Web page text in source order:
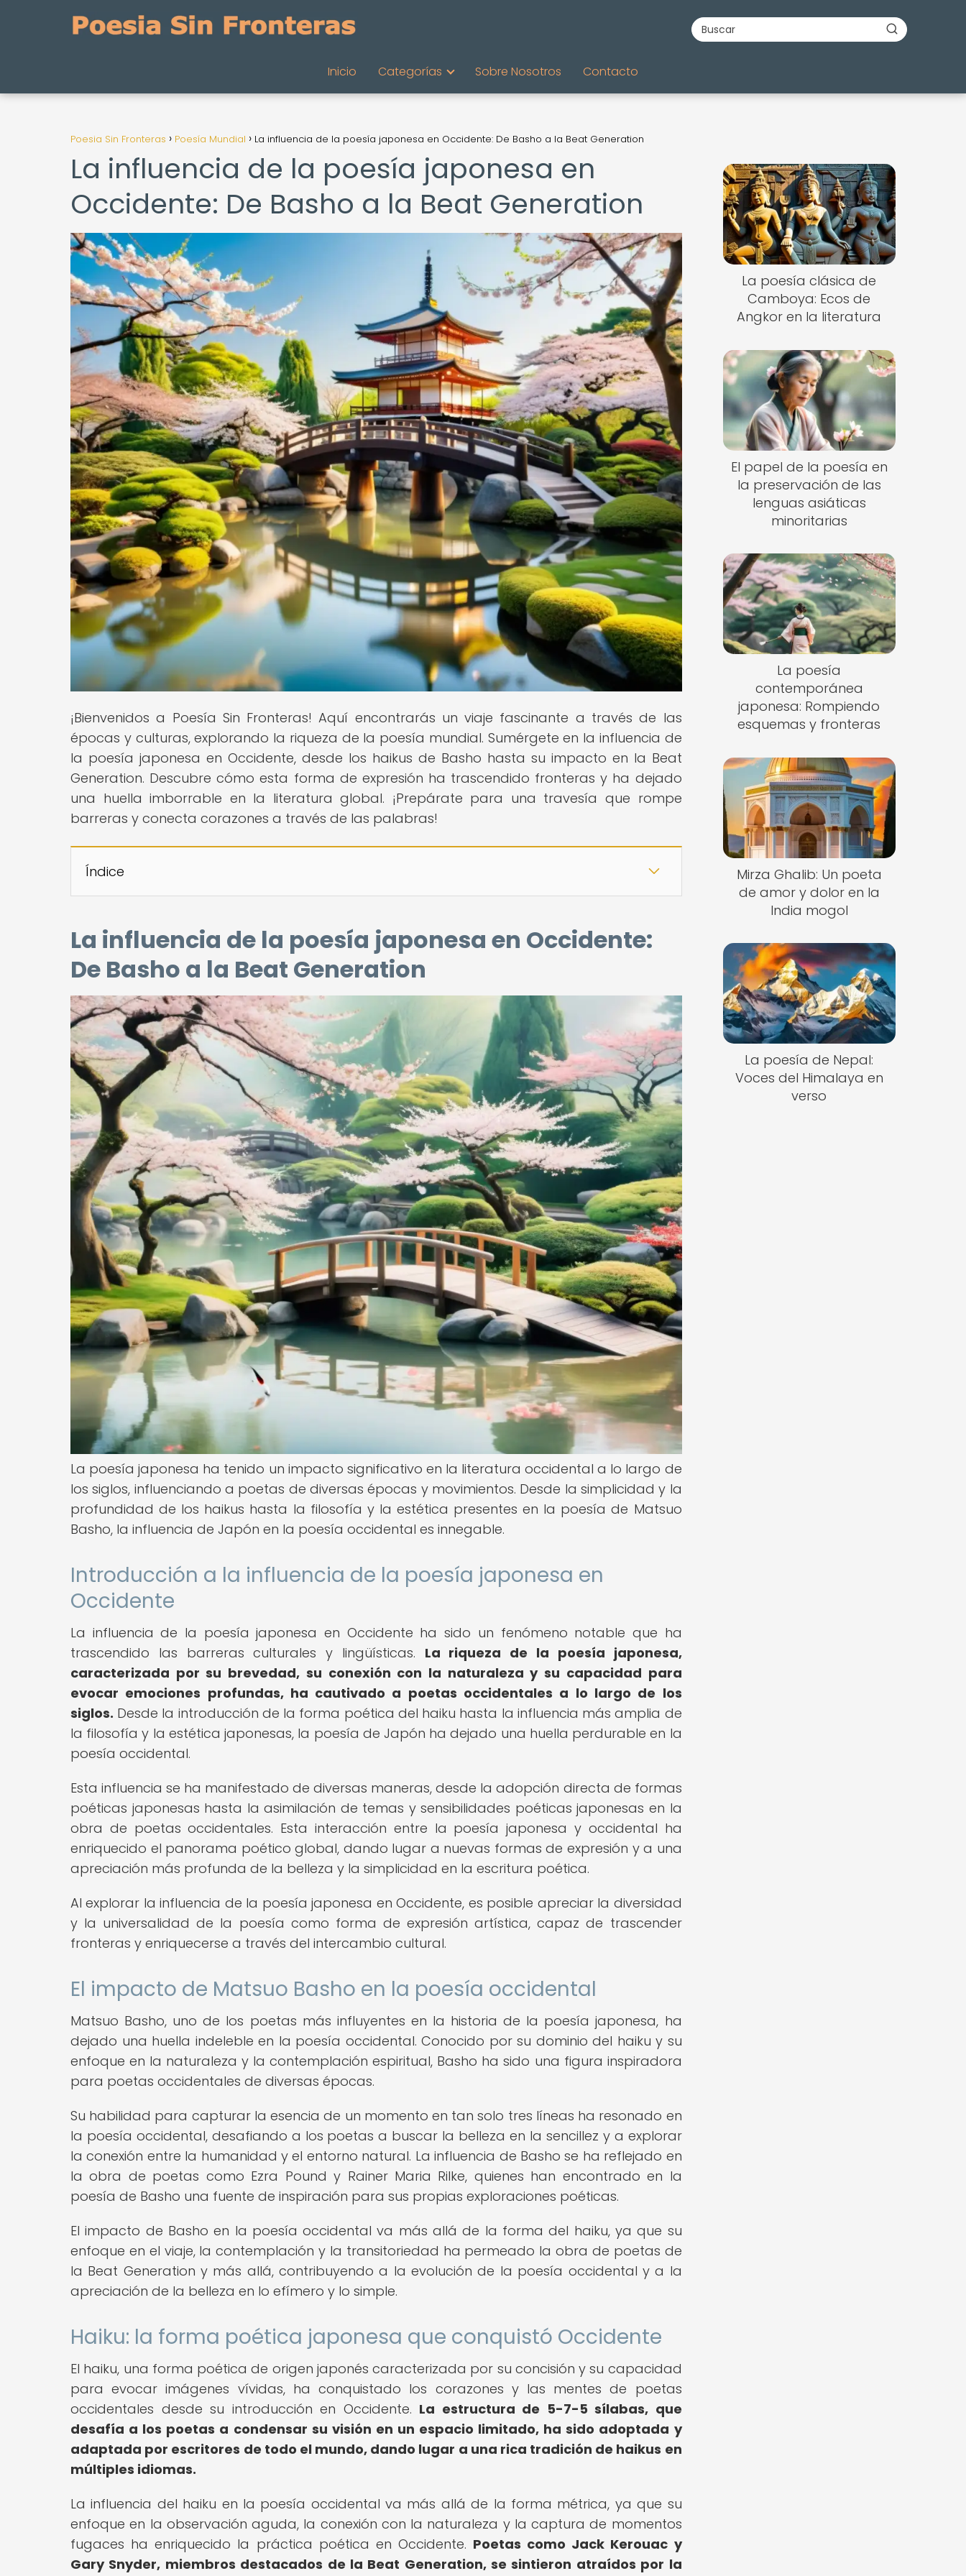
Inicio Categorías Sobre Nosotros Contacto
Poesia Sin Fronteras Poesía Mundial La influencia de la poesía japonesa en Occidente: De Basho a la Beat Generation
La influencia de la poesía japonesa en
Occidente: De Basho a la Beat Generation
¡Bienvenidos a Poesía Sin Fronteras! Aquí encontrarás un viaje fascinante a través de las
épocas y culturas, explorando la riqueza de la poesía mundial. Sumérgete en la influencia de
la poesía japonesa en Occidente, desde los haikus de Basho hasta su impacto en la Beat
Generation. Descubre cómo esta forma de expresión ha trascendido fronteras y ha dejado
una huella imborrable en la literatura global. ¡Prepárate para una travesía que rompe
barreras y conecta corazones a través de las palabras!
Índice
La influencia de la poesía japonesa en Occidente:
De Basho a la Beat Generation
La poesía japonesa ha tenido un impacto significativo en la literatura occidental a lo largo de
los siglos, influenciando a poetas de diversas épocas y movimientos. Desde la simplicidad y la
profundidad de los haikus hasta la filosofía y la estética presentes en la poesía de Matsuo
Basho, la influencia de Japón en la poesía occidental es innegable.
Introducción a la influencia de la poesía japonesa en
Occidente
La influencia de la poesía japonesa en Occidente ha sido un fenómeno notable que ha
trascendido las barreras culturales y lingüísticas. La riqueza de la poesía japonesa,
caracterizada por su brevedad, su conexión con la naturaleza y su capacidad para
evocar emociones profundas, ha cautivado a poetas occidentales a lo largo de los
siglos. Desde la introducción de la forma poética del haiku hasta la influencia más amplia de
la filosofía y la estética japonesas, la poesía de Japón ha dejado una huella perdurable en la
poesía occidental.
Esta influencia se ha manifestado de diversas maneras, desde la adopción directa de formas
poéticas japonesas hasta la asimilación de temas y sensibilidades poéticas japonesas en la
obra de poetas occidentales. Esta interacción entre la poesía japonesa y occidental ha
enriquecido el panorama poético global, dando lugar a nuevas formas de expresión y a una
apreciación más profunda de la belleza y la simplicidad en la escritura poética.
Al explorar la influencia de la poesía japonesa en Occidente, es posible apreciar la diversidad
y la universalidad de la poesía como forma de expresión artística, capaz de trascender
fronteras y enriquecerse a través del intercambio cultural.
El impacto de Matsuo Basho en la poesía occidental
Matsuo Basho, uno de los poetas más influyentes en la historia de la poesía japonesa, ha
dejado una huella indeleble en la poesía occidental. Conocido por su dominio del haiku y su
enfoque en la naturaleza y la contemplación espiritual, Basho ha sido una figura inspiradora
para poetas occidentales de diversas épocas.
Su habilidad para capturar la esencia de un momento en tan solo tres líneas ha resonado en
la poesía occidental, desafiando a los poetas a buscar la belleza en la sencillez y a explorar
la conexión entre la humanidad y el entorno natural. La influencia de Basho se ha reflejado en
la obra de poetas como Ezra Pound y Rainer Maria Rilke, quienes han encontrado en la
poesía de Basho una fuente de inspiración para sus propias exploraciones poéticas.
El impacto de Basho en la poesía occidental va más allá de la forma del haiku, ya que su
enfoque en el viaje, la contemplación y la transitoriedad ha permeado la obra de poetas de
la Beat Generation y más allá, contribuyendo a la evolución de la poesía occidental y a la
apreciación de la belleza en lo efímero y lo simple.
Haiku: la forma poética japonesa que conquistó Occidente
El haiku, una forma poética de origen japonés caracterizada por su concisión y su capacidad
para evocar imágenes vívidas, ha conquistado los corazones y las mentes de poetas
occidentales desde su introducción en Occidente. La estructura de 5-7-5 sílabas, que
desafía a los poetas a condensar su visión en un espacio limitado, ha sido adoptada y
adaptada por escritores de todo el mundo, dando lugar a una rica tradición de haikus en
múltiples idiomas.
La influencia del haiku en la poesía occidental va más allá de la forma métrica, ya que su
enfoque en la observación aguda, la conexión con la naturaleza y la captura de momentos
fugaces ha enriquecido la práctica poética en Occidente. Poetas como Jack Kerouac y
Gary Snyder, miembros destacados de la Beat Generation, se sintieron atraídos por la
La poesía clásica de
Camboya: Ecos de
Angkor en la literatura
El papel de la poesía en
la preservación de las
lenguas asiáticas
minoritarias
La poesía
contemporánea
japonesa: Rompiendo
esquemas y fronteras
Mirza Ghalib: Un poeta
de amor y dolor en la
India mogol
La poesía de Nepal:
Voces del Himalaya en
verso